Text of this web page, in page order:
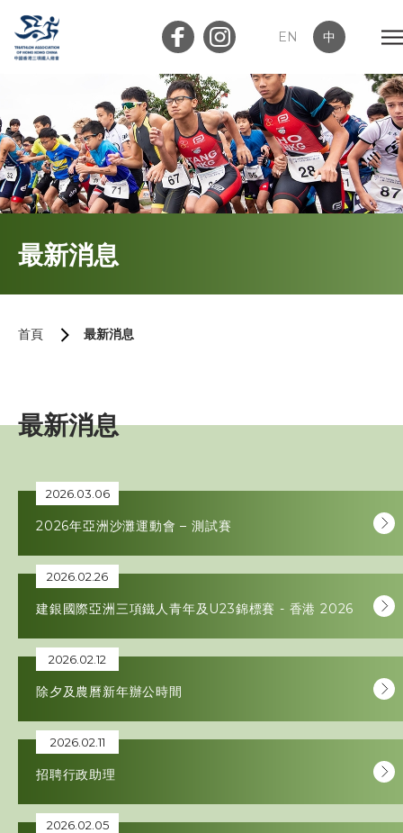
EN 中
會員登入 屬會登入
首頁
三項鐵人代表隊
工作人員
贊助商 / 宣傳
相片及影片
最新消息
首頁 最新消息
最新消息
2026.03.06
2026年亞洲沙灘運動會 – 測試賽
2026.02.26
建銀國際亞洲三項鐵人青年及U23錦標賽 - 香港 2026
2026.02.12
除夕及農曆新年辦公時間
2026.02.11
招聘行政助理
2026.02.05